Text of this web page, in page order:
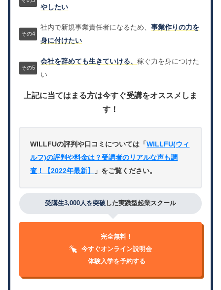
やしたい
社内で新規事業責任者になるため、事業作りの力を
身に付けたい
会社を辞めても生きていける、稼ぐ力を身につけた
い
上記に当てはまる方は今すぐ受講をオススメしま
す！
WILLFUの評判や口コミについては「WILLFU(ウィ
ルフ)の評判や料金は？受講者のリアルな声も調
査！【2022年最新】
」をご覧ください。
受講生3,000人を突破 した実践型起業スクール
完全無料！
今すぐオンライン説明会
体験入学を予約する